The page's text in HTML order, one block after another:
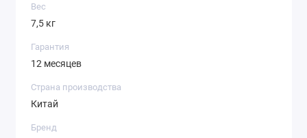
Вес
7,5 кг
Гарантия
12 месяцев
Страна производства
Китай
Бренд